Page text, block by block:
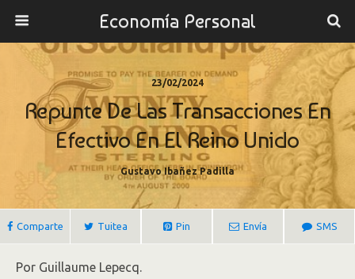
Economía Personal
23/02/2024
Repunte De Las Transacciones En
Efectivo En El Reino Unido
Gustavo Ibañez Padilla
Comparte Tuitea Pin Envía SMS
Por Guillaume Lepecq.